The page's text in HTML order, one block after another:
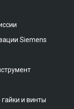
Siemens
и винты